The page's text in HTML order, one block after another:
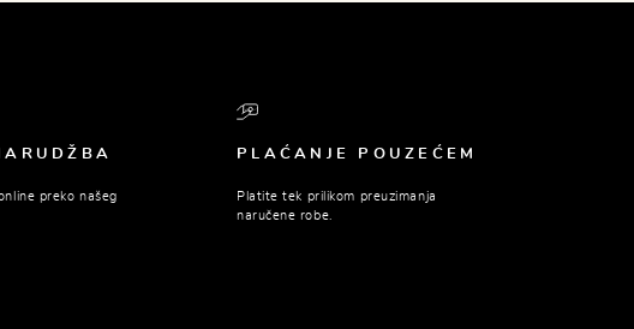
preko našeg
PLAĆANJE POUZEĆEM
Platite tek prilikom preuzimanja
naručene robe.